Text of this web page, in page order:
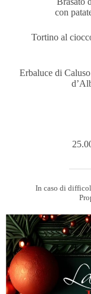
con
Tortino al
Erbaluce di
In caso di